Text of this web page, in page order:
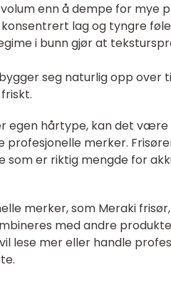
enn å dempe for mye
lag og tyngre
i bunn gjør at
seg naturlig opp over
egen hårtype, kan det være
profesjonelle merker.
som er riktig mengde for
merker, som Meraki
med andre
lese mer eller handle